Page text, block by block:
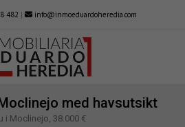
482 | info@inmoeduardoheredia.com
med havsutsikt
i Moclinejo, 38.000 €